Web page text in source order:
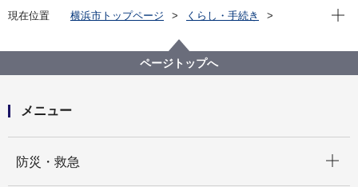
現在位置 横浜市トップページ
くらし・手続き
住宅に関する各種支援制度等
空家予防コンシェル「手軽に無料で『実家のみらい』
を考えられます！」【LINE公式アカウント】
現在
ページトップへ
メニュー
防災・救急